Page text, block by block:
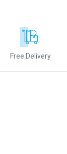
Free Delivery